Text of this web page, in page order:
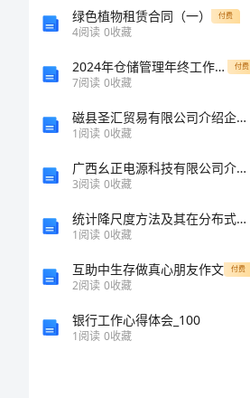
绿色植物租赁合同（一） 付费
4阅读 0收藏
2024年仓储管理年终工作总结范本 付费
7阅读 0收藏
磁县圣汇贸易有限公司介绍企业发展分析报告
1阅读 0收藏
广西幺正电源科技有限公司介绍企业发展分析报告
3阅读 0收藏
统计降尺度方法及其在分布式水文模型中的应用研究的开题报告
1阅读 0收藏
互助中生存做真心朋友作文 付费
2阅读 0收藏
银行工作心得体会_100
1阅读 0收藏